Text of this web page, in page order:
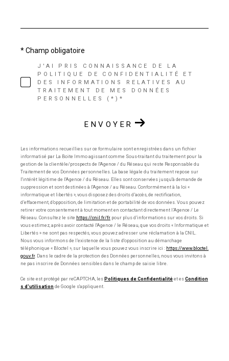
J'AI PRIS CONNAISSANCE DE LA
POLITIQUE DE CONFIDENTIALITÉ ET
DES INFORMATIONS RELATIVES AU
TRAITEMENT DE MES DONNÉES
PERSONNELLES (*)*
* Champ obligatoire
ENVOYER
Les informations recueillies sur ce formulaire sont enregistrées dans un fichier
informatisé par La Boite Immo agissant comme Sous-traitant du traitement pour la
gestion de la clientèle/prospects de l'Agence / du Réseau qui reste Responsable du
Traitement de vos Données personnelles. La base légale du traitement repose sur
l'intérêt légitime de l'Agence / du Réseau. Elles sont conservées jusqu'à demande de
suppression et sont destinées à l'Agence / au Réseau. Conformément à la loi «
informatique et libertés », vous disposez des droits d’accès, de rectification,
d’effacement, d’opposition, de limitation et de portabilité de vos données. Vous pouvez
retirer votre consentement à tout moment en contactant directement l’Agence / Le
Réseau. Consultez le site https://cnil.fr/fr pour plus d’informations sur vos droits. Si
vous estimez, après avoir contacté l'Agence / le Réseau, que vos droits « Informatique et
Libertés » ne sont pas respectés, vous pouvez adresser une réclamation à la CNIL.
Nous vous informons de l’existence de la liste d'opposition au démarchage
téléphonique « Bloctel », sur laquelle vous pouvez vous inscrire ici : https://www.bloctel.
gouv.fr. Dans le cadre de la protection des Données personnelles, nous vous invitons à
ne pas inscrire de Données sensibles dans le champ de saisie libre.
Ce site est protégé par reCAPTCHA, les Politiques de Confidentialité et es Condition
s d'utilisation de Google s'appliquent.